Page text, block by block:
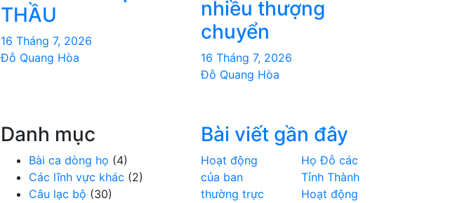
THẦU
16 Tháng 7, 2026
Đỗ Quang Hòa
nhiều thượng
chuyển
16 Tháng 7, 2026
Đỗ Quang Hòa
Danh mục
Bài ca dòng họ (4)
Các lĩnh vực khác (2)
Câu lạc bộ (30)
Bài viết gần đây
Hoạt động
của ban
thường trực
Họ Đỗ các
Tỉnh Thành
Hoạt động